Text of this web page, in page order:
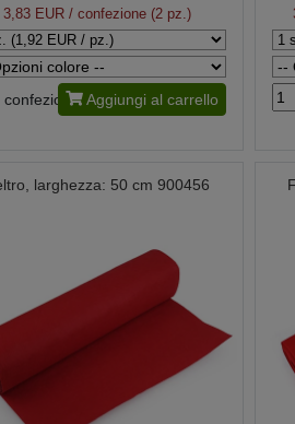
3,83 EUR / confezione (2 pz.)
confezione Aggiungi al carrello
larghezza: 50 cm 900456